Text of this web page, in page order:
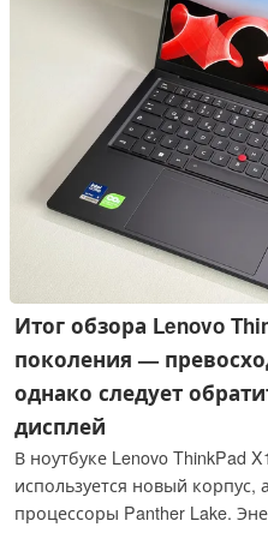
Итог обзора Lenovo
поколения —
однако следует
дисплей
В ноутбуке Lenovo ThinkPad
используется новый
процессоры Panther Lake.